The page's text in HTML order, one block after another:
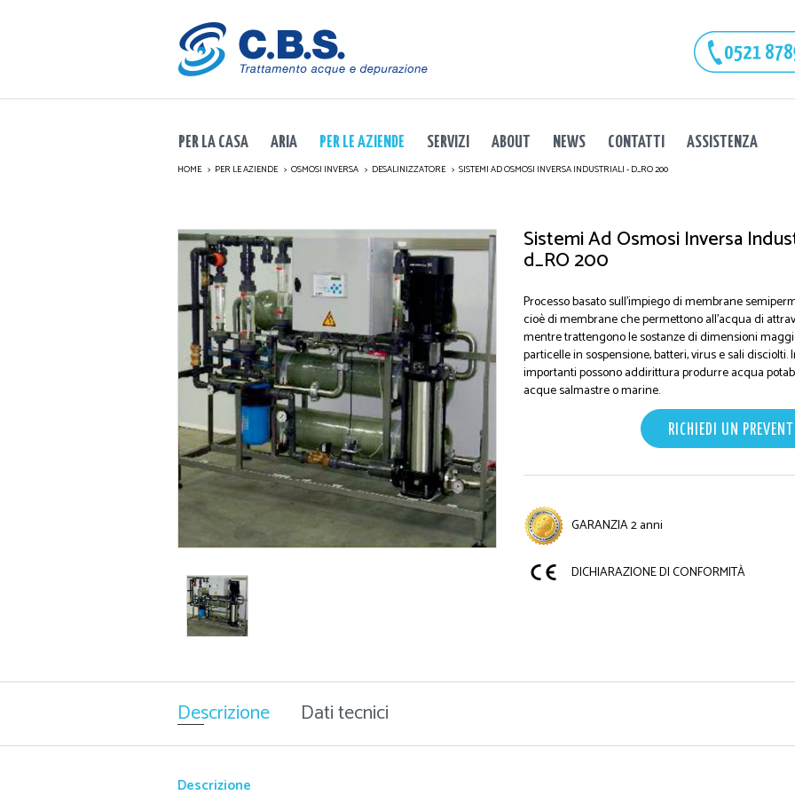
PER LA CASA ARIA PER LE AZIENDE SERVIZI ABOUT NEWS CONTATTI ASSISTENZA
HOME PER LE AZIENDE OSMOSI INVERSA DESALINIZZATORE SISTEMI AD OSMOSI INVERSA INDUSTRIALI - D_RO 200
Sistemi Ad Osmosi Inversa
d_RO 200
Processo basato sull'impiego di membrane
cioè di membrane che permettono all'acqua di
mentre trattengono le sostanze di dimensioni
particelle in sospensione, batteri, virus e sali disciolti.
importanti possono addirittura produrre acqua
acque salmastre o marine.
RICHIEDI UN
GARANZIA 2 anni
DICHIARAZIONE DI CONFORMITÀ
Descrizione Dati tecnici
Descrizione